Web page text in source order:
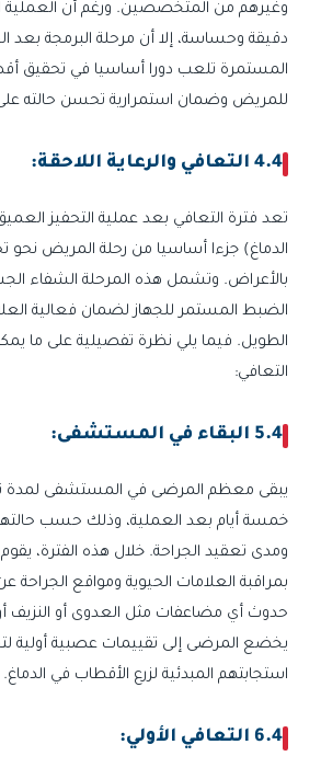
وغيرهم من المتخصصين. ورغم أن العملية
دقيقة وحساسة، إلا أن مرحلة البرمجة بعد
المستمرة تلعب دورا أساسيا في تحقيق
للمريض وضمان استمرارية تحسن حالته
4.4 التعافي والرعاية اللاحقة:
تعد فترة التعافي بعد عملية التحفيز
الدماغ) جزءا أساسيا من رحلة المريض
بالأعراض. وتشمل هذه المرحلة الشفاء
الضبط المستمر للجهاز لضمان فعالية
الطويل. فيما يلي نظرة تفصيلية على ما
التعافي:
5.4 البقاء في المستشفى:
يبقى معظم المرضى في المستشفى لمدة
خمسة أيام بعد العملية، وذلك حسب
ومدى تعقيد الجراحة. خلال هذه الفترة،
بمراقبة العلامات الحيوية ومواقع
حدوث أي مضاعفات مثل العدوى أو النزيف
يخضع المرضى إلى تقييمات عصبية أولية
استجابتهم المبدئية لزرع الأقطاب في الدماغ.
6.4 التعافي الأولي: